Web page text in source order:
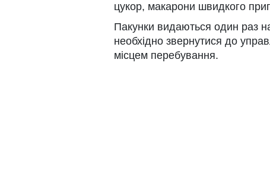
цукор, макарони швидкого
Пакунки видаються один раз
необхідно звернутися до
місцем перебування.